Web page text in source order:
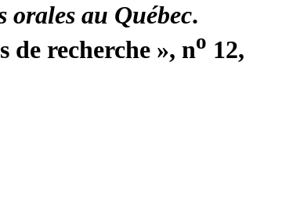
orales au Québec.
de recherche », no 12,